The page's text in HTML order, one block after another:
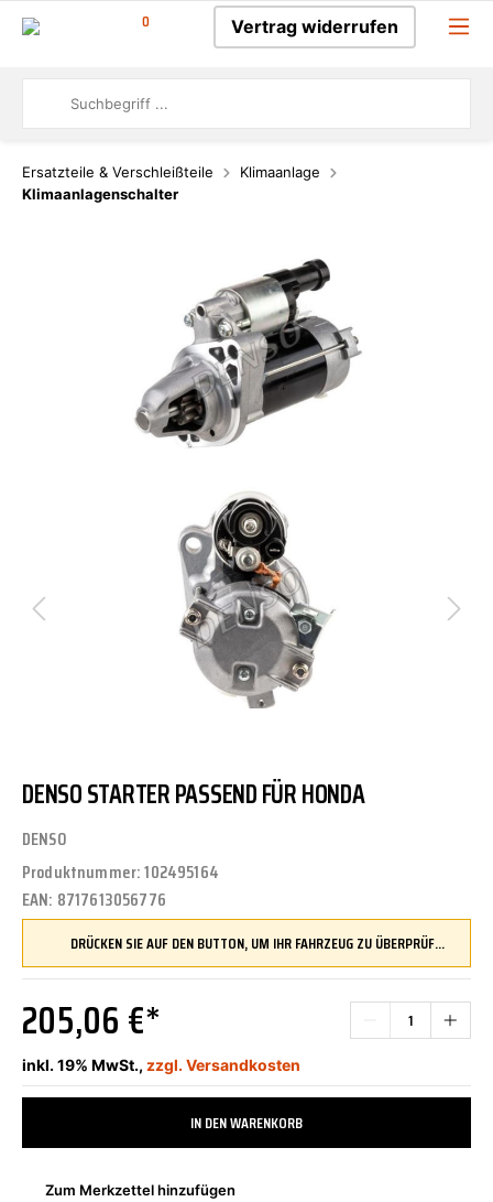
0 Vertrag widerrufen
Ersatzteile & Verschleißteile
Klimaanlage
Klimaanlagenschalter
DENSO STARTER PASSEND FÜR HONDA
DENSO
Produktnummer:102495164
EAN: 8717613056776
DRÜCKEN SIE AUF DEN BUTTON, UM IHR FAHRZEUG ZU ÜBERPRÜFEN UND SICHERZUSTELLEN, DASS DIESES TEIL KOMPATIBEL IST, BEVOR SIE ES BESTELLEN
205,06 €*
inkl. 19% MwSt., zzgl. Versandkosten
IN DEN WARENKORB
Zum Merkzettel hinzufügen